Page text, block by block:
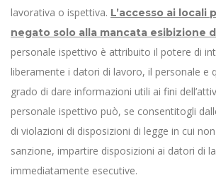
lavorativa o ispettiva. L’accesso ai locali
negato solo alla mancata esibizione
personale ispettivo è attribuito il potere di
liberamente i datori di lavoro, il personale e
grado di dare informazioni utili ai fini
personale ispettivo può, se consentitogli
di violazioni di disposizioni di legge in cui
sanzione, impartire disposizioni ai datori di
immediatamente esecutive.